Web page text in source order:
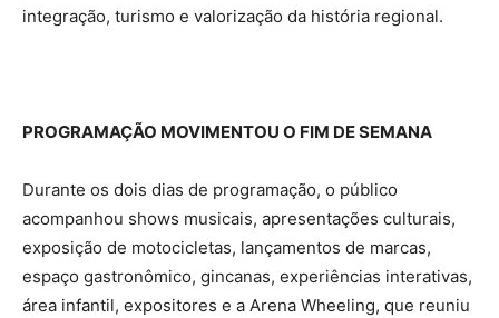
integração, turismo e valorização da história regional.
PROGRAMAÇÃO MOVIMENTOU O FIM DE SEMANA
Durante os dois dias de programação, o público
acompanhou shows musicais, apresentações culturais,
exposição de motocicletas, lançamentos de marcas,
espaço gastronômico, gincanas, experiências interativas,
área infantil, expositores e a Arena Wheeling, que reuniu